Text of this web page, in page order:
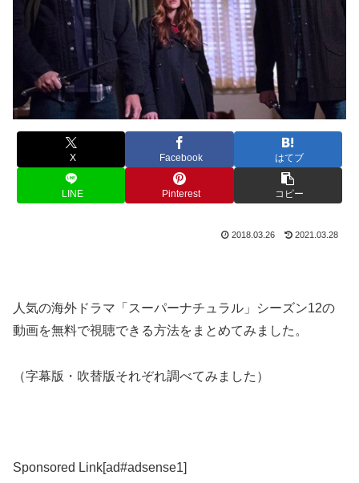
X Facebook はてブ
LINE Pinterest コピー
2018.03.26 2021.03.28
人気の海外ドラマ「スーパーナチュラル」シーズン12の
動画を無料で視聴できる方法をまとめてみました。
（字幕版・吹替版それぞれ調べてみました）
Sponsored Link[ad#adsense1]